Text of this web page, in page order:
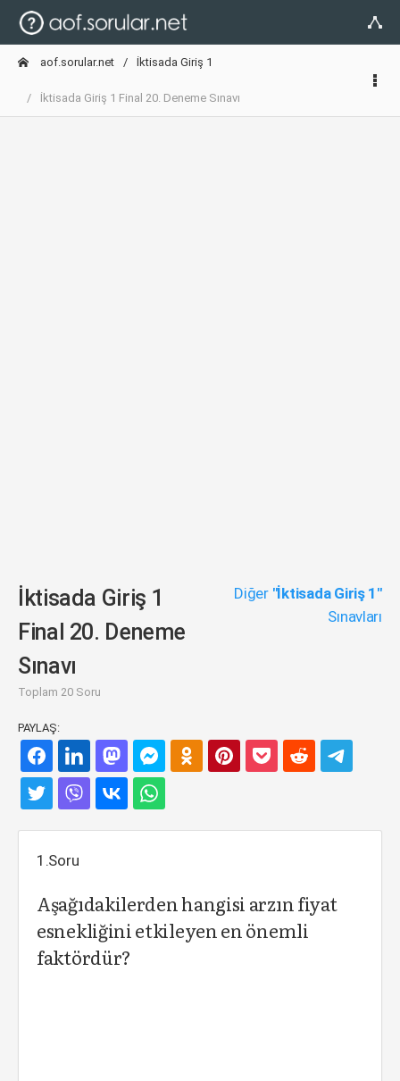
aof.sorular.net İktisada Giriş 1
İktisada Giriş 1 Final 20. Deneme Sınavı
İktisada Giriş 1
Final 20. Deneme
Sınavı
Toplam 20 Soru
Diğer "İktisada Giriş 1"
Sınavları
PAYLAŞ:
1.Soru
Aşağıdakilerden hangisi arzın fiyat
esnekliğini etkileyen en önemli
faktördür?